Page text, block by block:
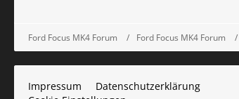
Ford Focus MK4 Forum Ford Focus MK4 Forum
Impressum
Datenschutzerklärung